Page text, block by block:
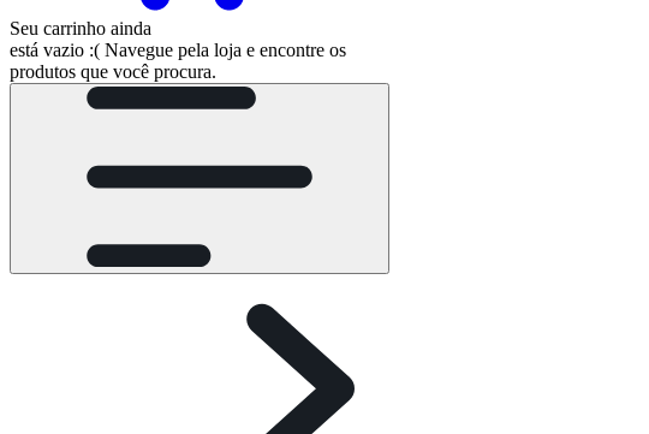
Seu carrinho ainda
está vazio :( Navegue pela loja e encontre os
produtos que você procura.